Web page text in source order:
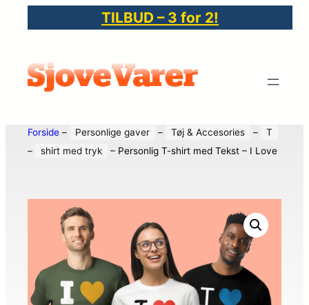
TILBUD – 3 for 2!
Forside – Personlige gaver – Tøj & Accesories –
T
–
shirt med tryk – Personlig T-shirt med Tekst – I Love